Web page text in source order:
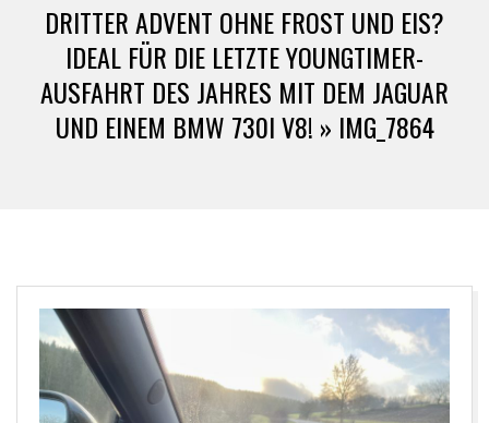
8
T
DRITTER ADVENT OHNE FROST UND EIS?
IDEAL FÜR DIE LETZTE YOUNGTIMER-
AUSFAHRT DES JAHRES MIT DEM JAGUAR
UND EINEM BMW 730I V8! » IMG_7864